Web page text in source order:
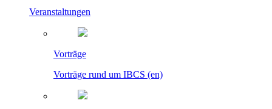
Veranstaltungen
Vorträge
Vorträge rund um IBCS (en)